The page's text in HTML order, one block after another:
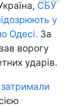
СБУ
у
Одесі. За
ворогу
ударів.